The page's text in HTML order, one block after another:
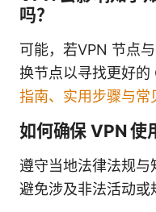
吗？
可能，若VPN 节点
换节点以寻找更好的
指南、实用步骤与常
如何确保 VPN 使
遵守当地法律法规与
避免涉及非法活动或